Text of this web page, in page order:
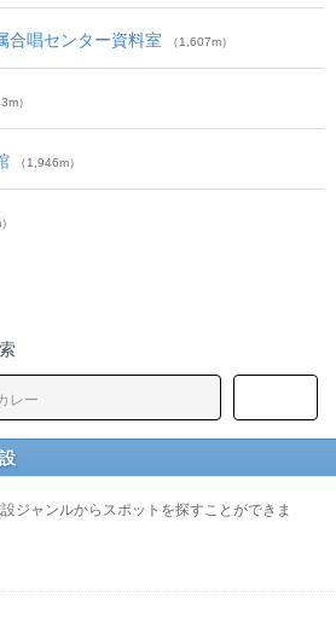
合唱センター資料室 （1,607m）
）
（1,946m）
ジャンルからスポットを探すことができま